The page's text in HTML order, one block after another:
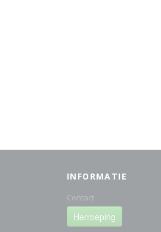
INFORMATIE
Contact
Herroeping